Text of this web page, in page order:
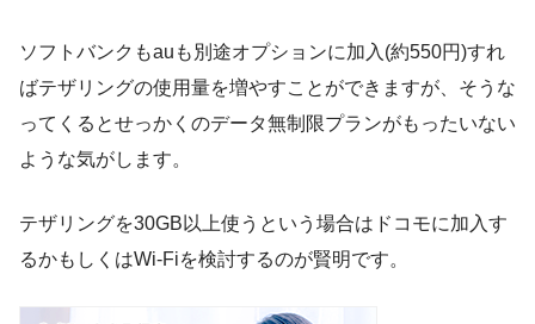
ソフトバンクもauも別途オプションに加入(約550円)すれ
ばテザリングの使用量を増やすことができますが、そうな
ってくるとせっかくのデータ無制限プランがもったいない
ような気がします。
テザリングを30GB以上使うという場合は ドコモに加入す
るかもしくはWi-Fiを検討するのが賢明です。